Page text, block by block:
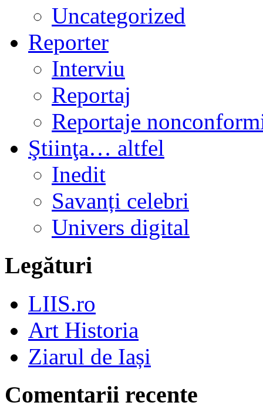
Uncategorized
Reporter
Interviu
Reportaj
Reportaje
Ştiinţa… altfel
Inedit
Savanți celebri
Univers digital
Legături
LIIS.ro
Art Historia
Ziarul de Iași
Comentarii recente